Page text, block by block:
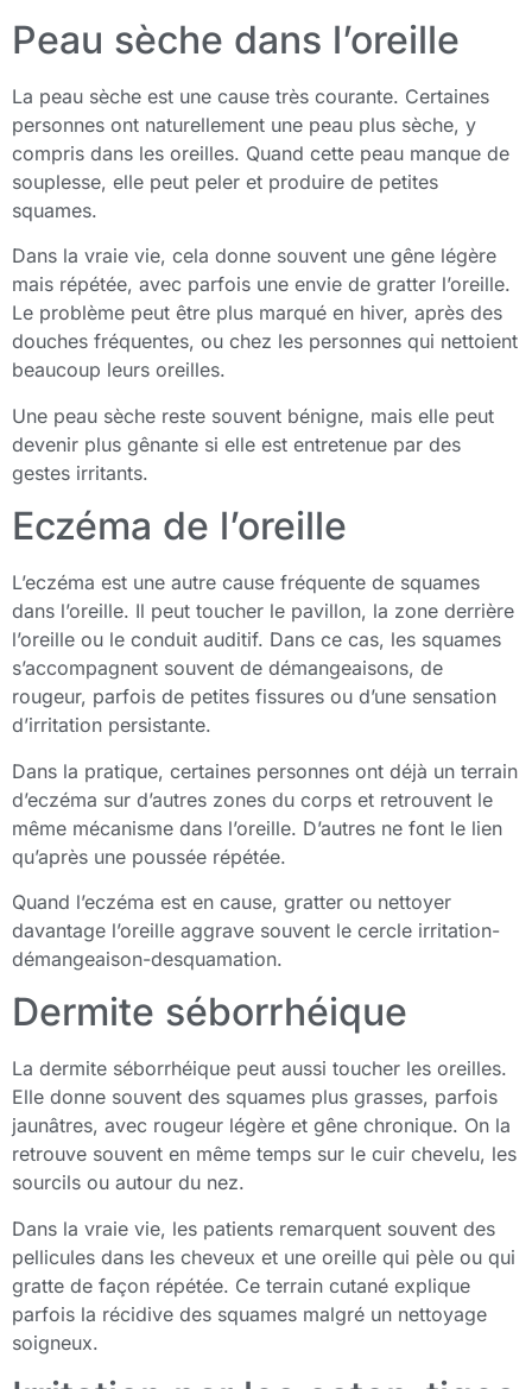
Peau sèche dans l’oreille
La peau sèche est une cause très courante. Certaines
personnes ont naturellement une peau plus sèche, y
compris dans les oreilles. Quand cette peau manque de
souplesse, elle peut peler et produire de petites
squames.
Dans la vraie vie, cela donne souvent une gêne légère
mais répétée, avec parfois une envie de gratter l’oreille.
Le problème peut être plus marqué en hiver, après des
douches fréquentes, ou chez les personnes qui nettoient
beaucoup leurs oreilles.
Une peau sèche reste souvent bénigne, mais elle peut
devenir plus gênante si elle est entretenue par des
gestes irritants.
Eczéma de l’oreille
L’eczéma est une autre cause fréquente de squames
dans l’oreille. Il peut toucher le pavillon, la zone derrière
l’oreille ou le conduit auditif. Dans ce cas, les squames
s’accompagnent souvent de démangeaisons, de
rougeur, parfois de petites fissures ou d’une sensation
d’irritation persistante.
Dans la pratique, certaines personnes ont déjà un terrain
d’eczéma sur d’autres zones du corps et retrouvent le
même mécanisme dans l’oreille. D’autres ne font le lien
qu’après une poussée répétée.
Quand l’eczéma est en cause, gratter ou nettoyer
davantage l’oreille aggrave souvent le cercle irritation-
démangeaison-desquamation.
Dermite séborrhéique
La dermite séborrhéique peut aussi toucher les oreilles.
Elle donne souvent des squames plus grasses, parfois
jaunâtres, avec rougeur légère et gêne chronique. On la
retrouve souvent en même temps sur le cuir chevelu, les
sourcils ou autour du nez.
Dans la vraie vie, les patients remarquent souvent des
pellicules dans les cheveux et une oreille qui pèle ou qui
gratte de façon répétée. Ce terrain cutané explique
parfois la récidive des squames malgré un nettoyage
soigneux.